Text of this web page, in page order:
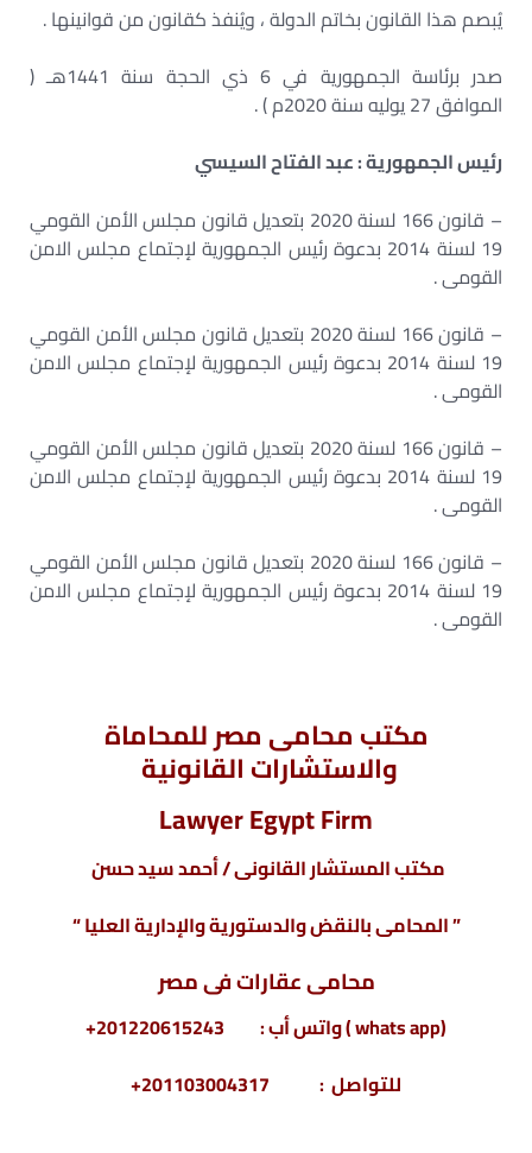
يُبصم هذا القانون بخاتم الدولة ، ويُنفذ كقانون من قوانينها .
صدر برئاسة الجمهورية في 6 ذي الحجة سنة 1441هـ (
الموافق 27 يوليه سنة 2020م ) .
رئيس الجمهورية : عبد الفتاح السيسي
– قانون 166 لسنة 2020 بتعديل قانون مجلس الأمن القومي
19 لسنة 2014 بدعوة رئيس الجمهورية لإجتماع مجلس الامن
القومى .
– قانون 166 لسنة 2020 بتعديل قانون مجلس الأمن القومي
19 لسنة 2014 بدعوة رئيس الجمهورية لإجتماع مجلس الامن
القومى .
– قانون 166 لسنة 2020 بتعديل قانون مجلس الأمن القومي
19 لسنة 2014 بدعوة رئيس الجمهورية لإجتماع مجلس الامن
القومى .
– قانون 166 لسنة 2020 بتعديل قانون مجلس الأمن القومي
19 لسنة 2014 بدعوة رئيس الجمهورية لإجتماع مجلس الامن
القومى .
مكتب محامى مصر للمحاماة
والاستشارات القانونية
Lawyer Egypt Firm
مكتب المستشار القانونى / أحمد سيد حسن
” المحامى بالنقض والدستورية والإدارية العليا “
محامى عقارات فى مصر
(whats app ) واتس أب : 201220615243+
للتواصل : 201103004317+